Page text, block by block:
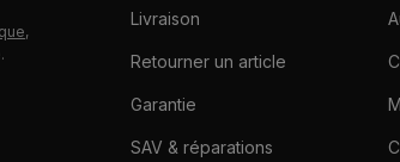
Livraison
Retourner un article
Garantie
SAV & réparations